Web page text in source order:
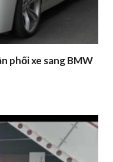
phối xe sang BMW